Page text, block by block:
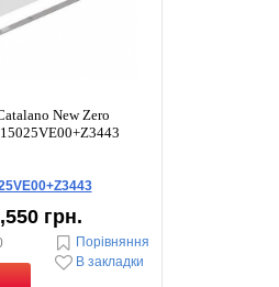
New Zero
грн.
Порівняння
В закладки